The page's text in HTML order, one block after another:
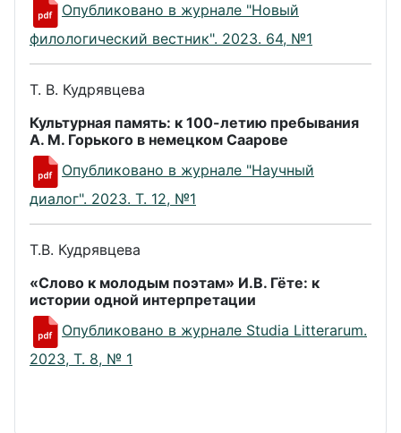
Опубликовано в журнале "Новый
филологический вестник". 2023. 64, №1
Т. В. Кудрявцева
Культурная память: к 100-летию пребывания
А. М. Горького в немецком Саарове
Опубликовано в журнале "Научный
диалог". 2023. Т. 12, №1
Т.В. Кудрявцева
«Слово к молодым поэтам» И.В. Гёте: к
истории одной интерпретации
Опубликовано в журнале Studia Litterarum.
2023, Т. 8, № 1